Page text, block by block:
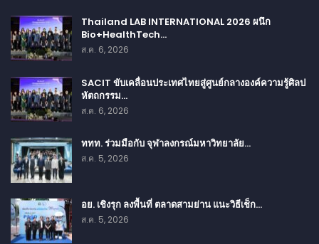
Thailand LAB INTERNATIONAL 2026 ผนึก
Bio+HealthTech…
ส.ค. 6, 2026
SACIT ขับเคลื่อนประเทศไทยสู่ศูนย์กลางองค์ความรู้ศิลป
หัตถกรรม…
ส.ค. 6, 2026
ททท. ร่วมมือกับ จุฬาลงกรณ์มหาวิทยาลัย…
ส.ค. 5, 2026
อย. เชิงรุก ลงพื้นที่ ตลาดสามย่าน แนะวิธีเช็ก…
ส.ค. 5, 2026